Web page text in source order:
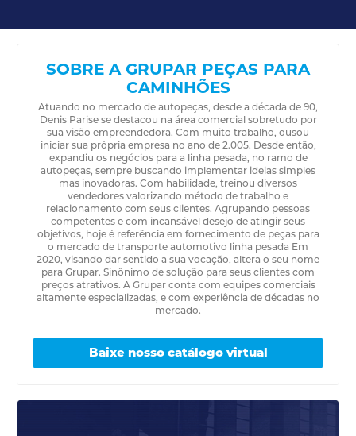
SOBRE A GRUPAR PEÇAS PARA
CAMINHÕES
Atuando no mercado de autopeças, desde a década de 90,
Denis Parise se destacou na área comercial sobretudo por
sua visão empreendedora. Com muito trabalho, ousou
iniciar sua própria empresa no ano de 2.005. Desde então,
expandiu os negócios para a linha pesada, no ramo de
autopeças, sempre buscando implementar ideias simples
mas inovadoras. Com habilidade, treinou diversos
vendedores valorizando método de trabalho e
relacionamento com seus clientes. Agrupando pessoas
competentes e com incansável desejo de atingir seus
objetivos, hoje é referência em fornecimento de peças para
o mercado de transporte automotivo linha pesada Em
2020, visando dar sentido a sua vocação, altera o seu nome
para Grupar. Sinônimo de solução para seus clientes com
preços atrativos. A Grupar conta com equipes comerciais
altamente especializadas, e com experiência de décadas no
mercado.
Baixe nosso catálogo virtual